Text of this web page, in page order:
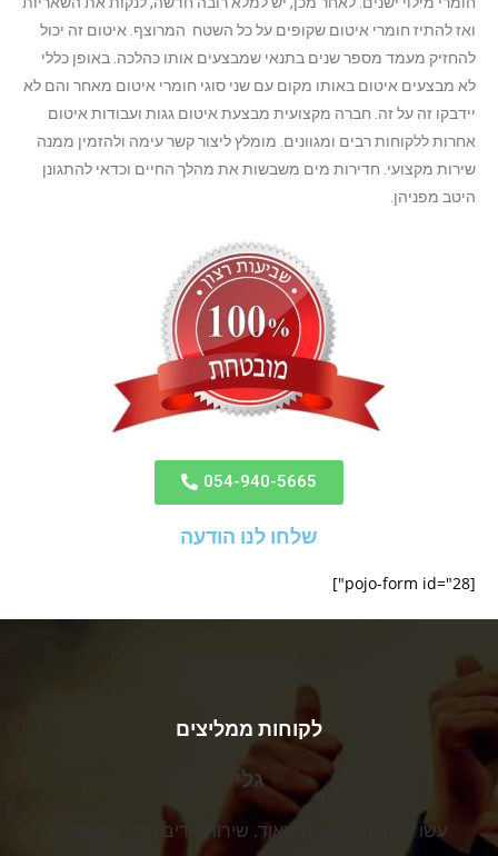
ואז להתיז חומרי איטום שקופים על כל השטח המרוצף. איטום זה יכול
להחזיק מעמד מספר שנים בתנאי שמבצעים אותו כהלכה. באופן כללי
לא מבצעים איטום באותו מקום עם שני סוגי חומרי איטום מאחר והם לא
יידבקו זה על זה. חברה מקצועית מבצעת איטום גגות ועבודות איטום
אחרות ללקוחות רבים ומגוונים. מומלץ ליצור קשר עימה ולהזמין ממנה
שירות מקצועי. חדירות מים משבשות את מהלך החיים וכדאי להתגונן
היטב מפניהן.
054-940-5665
שלחו לנו הודעה
[pojo-form id="28"]
לקוחות ממליצים
גלי
עשו עבודה מקצועית מאוד. שירות אדיב ממליצה בחום!